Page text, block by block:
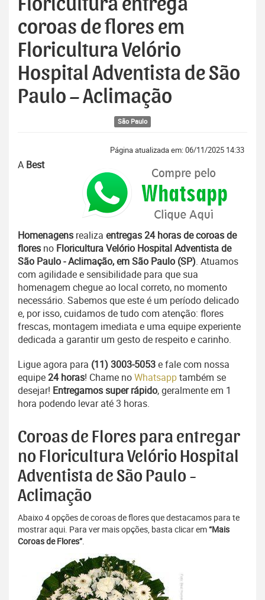
Floricultura entrega
coroas de flores em
Floricultura Velório
Hospital Adventista de São
Paulo – Aclimação
São Paulo
Página atualizada em: 06/11/2025 14:33
A Best
Homenagens realiza entregas 24 horas de coroas de
flores no Floricultura Velório Hospital Adventista de
São Paulo - Aclimação, em São Paulo (SP). Atuamos
com agilidade e sensibilidade para que sua
homenagem chegue ao local correto, no momento
necessário. Sabemos que este é um período delicado
e, por isso, cuidamos de tudo com atenção: flores
frescas, montagem imediata e uma equipe experiente
dedicada a garantir um gesto de respeito e carinho.
Ligue agora para (11) 3003-5053e fale com nossa
equipe24 horas! Chame noWhatsapptambém se
desejar! Entregamos super rápido, geralmente em 1
hora podendo levar até 3 horas.
Coroas de Flores para entregar
no Floricultura Velório Hospital
Adventista de São Paulo -
Aclimação
Abaixo 4 opções de coroas de flores que destacamos para te
mostrar aqui. Para ver mais opções, basta clicar em“Mais
Coroas de Flores”.